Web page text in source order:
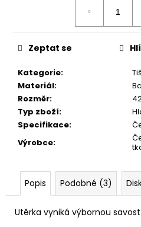
Kategorie:
Materiál:
Rozměr:
Typ zboží:
Specifikace:
Výrobce:
Zeptat se
Popis Podobné (3)
Utěrka vyniká výbornou
p
o
u
č
u
e
m
UTĚRKA
VAFLE
CARINA
50X70